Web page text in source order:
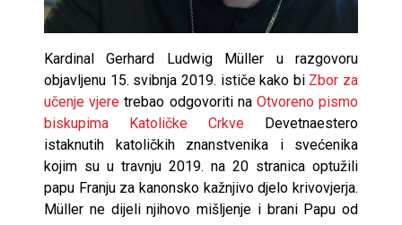
Kardinal Gerhard Ludwig Müller u razgovoru
objavljenu 15. svibnja 2019. ističe kako bi Zbor za
učenje vjere trebao odgovoriti na Otvoreno pismo
biskupima Katoličke Crkve Devetnaestero
istaknutih katoličkih znanstvenika i svećenika
kojim su u travnju 2019. na 20 stranica optužili
papu Franju za kanonsko kažnjivo djelo krivovjerja.
Müller ne dijeli njihovo mišljenje i brani Papu od